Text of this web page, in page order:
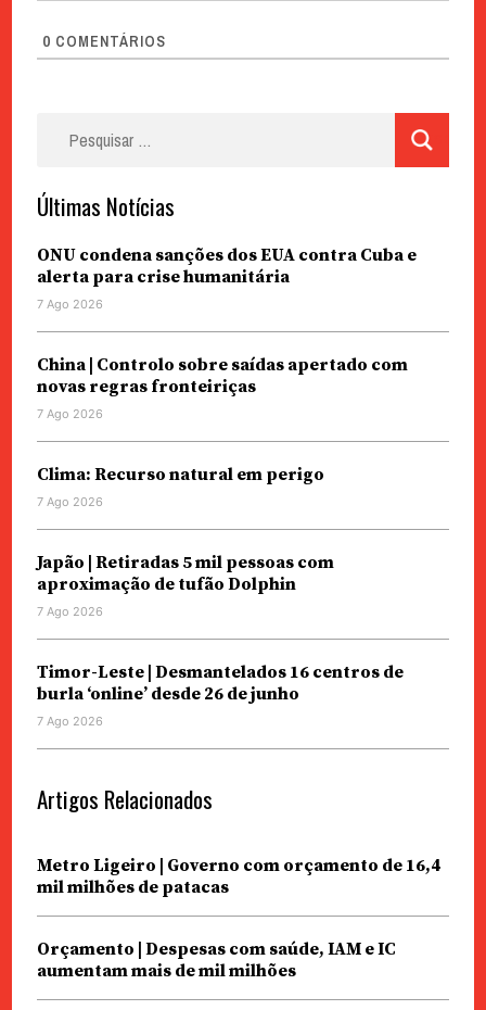
0 COMENTÁRIOS
Últimas Notícias
ONU condena sanções dos EUA contra Cuba e
alerta para crise humanitária
7 Ago 2026
China | Controlo sobre saídas apertado com
novas regras fronteiriças
7 Ago 2026
Clima: Recurso natural em perigo
7 Ago 2026
Japão | Retiradas 5 mil pessoas com
aproximação de tufão Dolphin
7 Ago 2026
Timor-Leste | Desmantelados 16 centros de
burla ‘online’ desde 26 de junho
7 Ago 2026
Artigos Relacionados
Metro Ligeiro | Governo com orçamento de 16,4
mil milhões de patacas
Orçamento | Despesas com saúde, IAM e IC
aumentam mais de mil milhões